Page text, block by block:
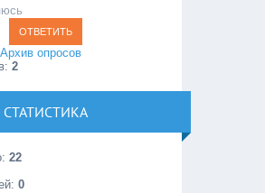
Архив опросов
2
СТАТИСТИКА
22
0